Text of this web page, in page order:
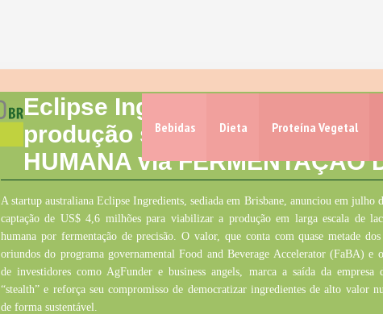
Bebidas Dieta Proteína Vegetal
Eclipse Ingredients capta US$
produção sustentável de
HUMANA via FERMENTAÇÃO
A startup australiana EclipseIngredients, sediada em Brisbane, anunciou em julho
captação de US$ 4,6 milhões para viabilizar a produção em larga escala de
humana por fermentação de precisão. O valor, que conta com quase metade dos
oriundos do programa governamental Food andBeverage Accelerator(FaBA) e
de investidores comoAgFunder e businessangels, marca a saída da empresa
“stealth” e reforça seu compromisso de democratizar ingredientes de alto valor
de forma sustentável.